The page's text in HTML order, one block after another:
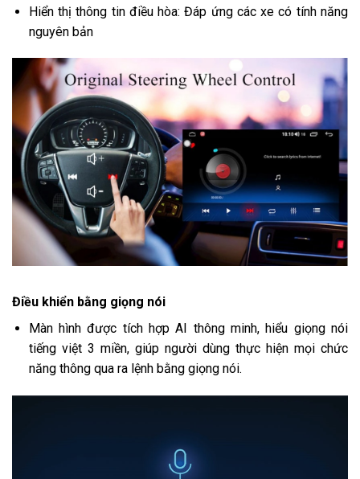
Hiển thị thông tin điều hòa: Đáp ứng các xe có tính năng
nguyên bản
Điều khiển bằng giọng nói
Màn hình được tích hợp AI thông minh, hiểu giọng nói
tiếng việt 3 miền, giúp người dùng thực hiện mọi chức
năng thông qua ra lệnh bằng giọng nói.